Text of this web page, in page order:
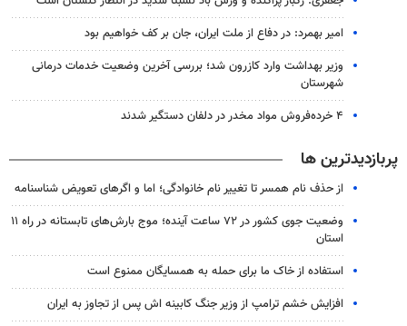
امیر بهمرد: در دفاع از ملت ایران، جان بر کف خواهیم بود
وزیر بهداشت وارد کازرون شد؛ بررسی آخرین وضعیت خدمات درمانی
شهرستان
۴ خرده‌فروش مواد مخدر در دلفان دستگیر شدند
پربازدیدترین ها
از حذف نام همسر تا تغییر نام خانوادگی؛ اما و اگرهای تعویض شناسنامه
وضعیت جوی کشور در ۷۲ ساعت آینده؛ موج بارش‌های تابستانه در راه ۱۱
استان
استفاده از خاک ما برای حمله به همسایگان ممنوع است
افزایش خشم ترامپ از وزیر جنگ کابینه اش پس از تجاوز به ایران